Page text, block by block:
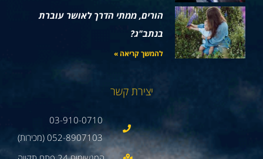
הורים, ממתי הדרך לאושר עוברת
בנתב"ג?
להמשך קריאה »
יצירת קשר
03-910-0710
052-8907103 (מכירות)